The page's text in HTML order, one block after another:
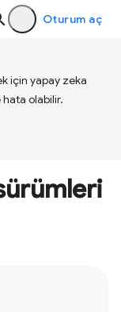
Oturum aç
için yapay zeka
hata olabilir.